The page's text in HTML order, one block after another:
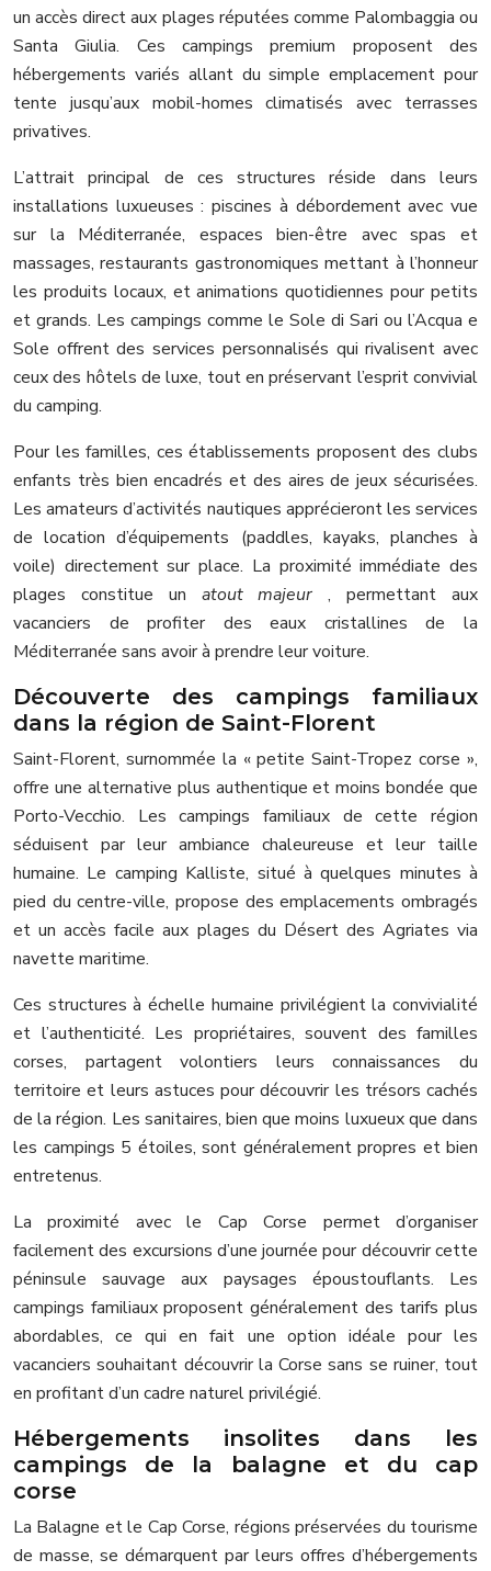
un accès direct aux plages réputées comme Palombaggia ou
Santa Giulia. Ces campings premium proposent des
hébergements variés allant du simple emplacement pour
tente jusqu’aux mobil-homes climatisés avec terrasses
privatives.
L’attrait principal de ces structures réside dans leurs
installations luxueuses : piscines à débordement avec vue
sur la Méditerranée, espaces bien-être avec spas et
massages, restaurants gastronomiques mettant à l’honneur
les produits locaux, et animations quotidiennes pour petits
et grands. Les campings comme le Sole di Sari ou l’Acqua e
Sole offrent des services personnalisés qui rivalisent avec
ceux des hôtels de luxe, tout en préservant l’esprit convivial
du camping.
Pour les familles, ces établissements proposent des clubs
enfants très bien encadrés et des aires de jeux sécurisées.
Les amateurs d’activités nautiques apprécieront les services
de location d’équipements (paddles, kayaks, planches à
voile) directement sur place. La proximité immédiate des
plages constitue un atout majeur, permettant aux
vacanciers de profiter des eaux cristallines de la
Méditerranée sans avoir à prendre leur voiture.
Découverte des campings familiaux
dans la région de Saint-Florent
Saint-Florent, surnommée la « petite Saint-Tropez corse »,
offre une alternative plus authentique et moins bondée que
Porto-Vecchio. Les campings familiaux de cette région
séduisent par leur ambiance chaleureuse et leur taille
humaine. Le camping Kalliste, situé à quelques minutes à
pied du centre-ville, propose des emplacements ombragés
et un accès facile aux plages du Désert des Agriates via
navette maritime.
Ces structures à échelle humaine privilégient la convivialité
et l’authenticité. Les propriétaires, souvent des familles
corses, partagent volontiers leurs connaissances du
territoire et leurs astuces pour découvrir les trésors cachés
de la région. Les sanitaires, bien que moins luxueux que dans
les campings 5 étoiles, sont généralement propres et bien
entretenus.
La proximité avec le Cap Corse permet d’organiser
facilement des excursions d’une journée pour découvrir cette
péninsule sauvage aux paysages époustouflants. Les
campings familiaux proposent généralement des tarifs plus
abordables, ce qui en fait une option idéale pour les
vacanciers souhaitant découvrir la Corse sans se ruiner, tout
en profitant d’un cadre naturel privilégié.
Hébergements insolites dans les
campings de la balagne et du cap
corse
La Balagne et le Cap Corse, régions préservées du tourisme
de masse, se démarquent par leurs offres d’hébergements